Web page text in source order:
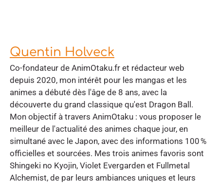
Quentin Holveck
Co-fondateur de AnimOtaku.fr et rédacteur web
depuis 2020, mon intérêt pour les mangas et les
animes a débuté dès l'âge de 8 ans, avec la
découverte du grand classique qu'est Dragon Ball.
Mon objectif à travers AnimOtaku : vous proposer le
meilleur de l'actualité des animes chaque jour, en
simultané avec le Japon, avec des informations 100 %
officielles et sourcées. Mes trois animes favoris sont
Shingeki no Kyojin, Violet Evergarden et Fullmetal
Alchemist, de par leurs ambiances uniques et leurs